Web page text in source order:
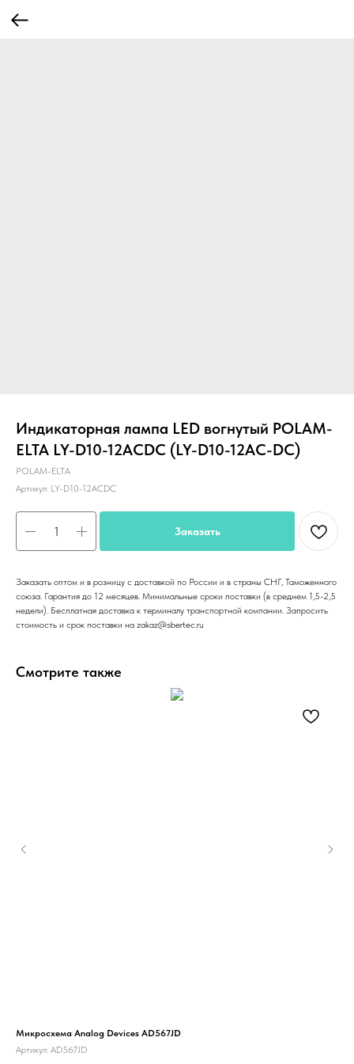
Индикаторная лампа LED вогнутый POLAM-
ELTA LY-D10-12ACDC (LY-D10-12AC-DC)
POLAM-ELTA
Артикул: LY-D10-12ACDC
Заказать
Заказать оптом и в розницу с доставкой по России и в страны СНГ, Таможенного
союза. Гарантия до 12 месяцев. Минимальные сроки поставки (в среднем 1,5-2,5
недели). Бесплатная доставка к терминалу транспортной компании. Запросить
стоимость и срок поставки на zakaz@sbertec.ru
Смотрите также
Микросхема Analog Devices AD567JD
Артикул: AD567JD